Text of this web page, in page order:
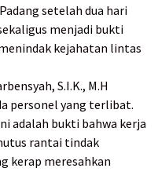
setelah dua hari
menjadi bukti
kejahatan lintas
S.I.K., M.H
personel yang terlibat.
adalah bukti bahwa kerja
rantai tindak
kerap meresahkan